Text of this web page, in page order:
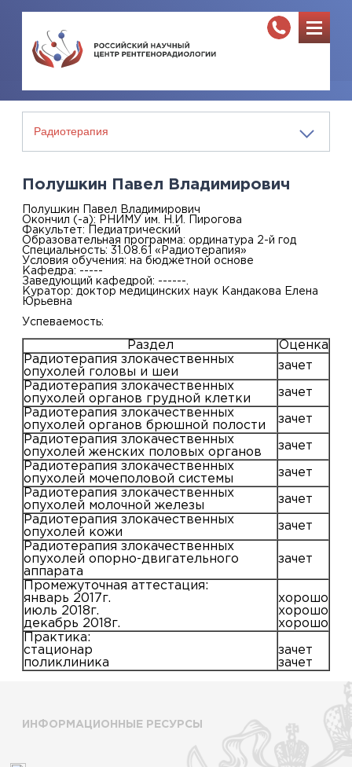
Полушкин Павел Владимирович
Полушкин Павел Владимирович
Окончил (-а): РНИМУ им. Н.И. Пирогова
Факультет: Педиатрический
Образовательная программа: ординатура 2-й год
Специальность: 31.08.61 «Радиотерапия»
Условия обучения: на бюджетной основе
Кафедра: -----
Заведующий кафедрой: ------.
Куратор: доктор медицинских наук Кандакова Елена
Юрьевна
Успеваемость:
Раздел
Оценка
Радиотерапия злокачественных
опухолей головы и шеи
зачет
Радиотерапия злокачественных
опухолей органов грудной клетки
зачет
Радиотерапия злокачественных
опухолей органов брюшной полости
зачет
Радиотерапия злокачественных
опухолей женских половых органов
зачет
Радиотерапия злокачественных
опухолей мочеполовой системы
зачет
Радиотерапия злокачественных
опухолей молочной железы
зачет
Радиотерапия злокачественных
опухолей кожи
зачет
Радиотерапия злокачественных
опухолей опорно-двигательного
аппарата
зачет
Промежуточная аттестация:
январь 2017г.
июль 2018г.
декабрь 2018г.
хорошо
хорошо
хорошо
Практика:
стационар
поликлиника
зачет
зачет
ИНФОРМАЦИОННЫЕ РЕСУРСЫ